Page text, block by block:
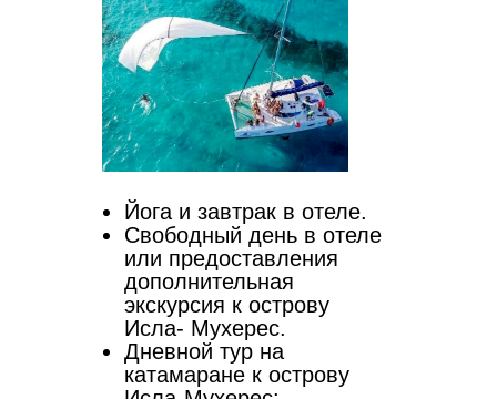
Йога и завтрак в отеле.
Свободный день в отеле
или предоставления
дополнительная
экскурсия к острову
Исла- Мухерес.
Дневной тур на
катамаране к острову